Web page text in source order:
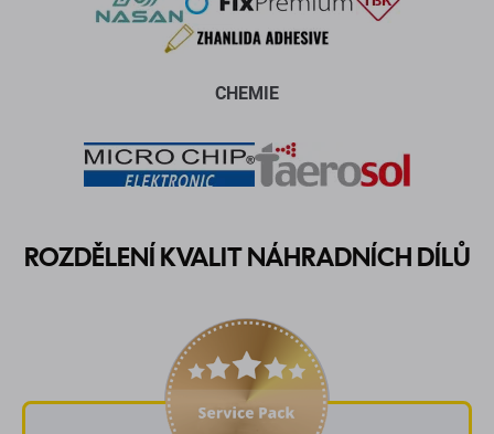
CHEMIE
ROZDĚLENÍ KVALIT NÁHRADNÍCH DÍLŮ